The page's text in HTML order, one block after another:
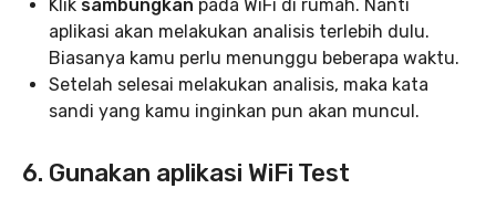
Klik sambungkan pada WiFi di rumah. Nanti
aplikasi akan melakukan analisis terlebih dulu.
Biasanya kamu perlu menunggu beberapa waktu.
Setelah selesai melakukan analisis, maka kata
sandi yang kamu inginkan pun akan muncul.
6. Gunakan aplikasi WiFi Test